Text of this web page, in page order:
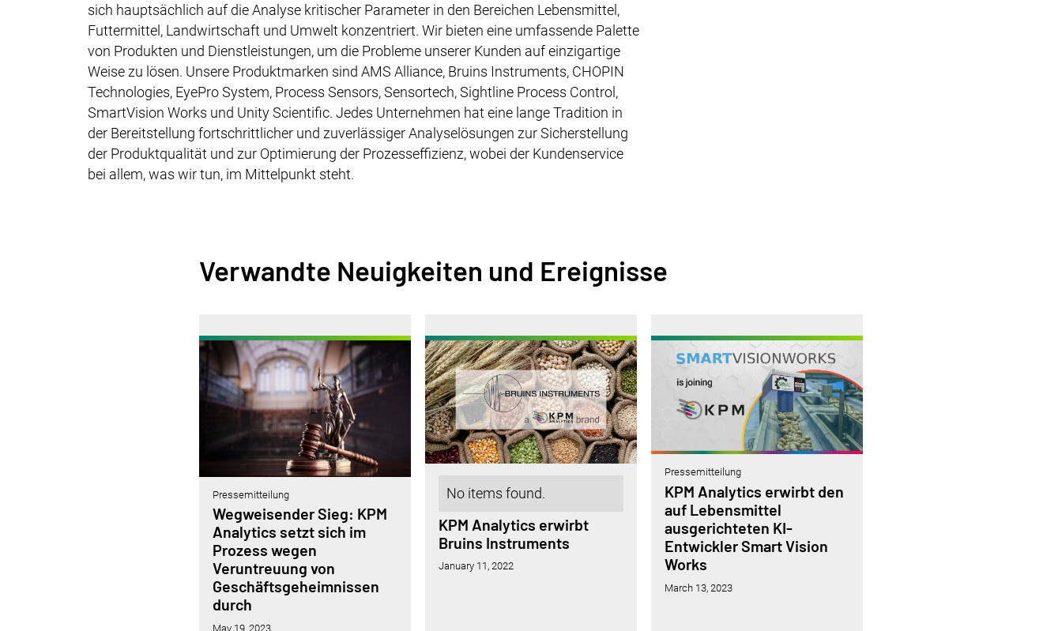
sich hauptsächlich auf die Analyse kritischer Parameter in den Bereichen Lebensmittel,
Futtermittel, Landwirtschaft und Umwelt konzentriert. Wir bieten eine umfassende Palette
von Produkten und Dienstleistungen, um die Probleme unserer Kunden auf einzigartige
Weise zu lösen. Unsere Produktmarken sind AMS Alliance, Bruins Instruments, CHOPIN
Technologies, EyePro System, Process Sensors, Sensortech, Sightline Process Control,
SmartVision Works und Unity Scientific. Jedes Unternehmen hat eine lange Tradition in
der Bereitstellung fortschrittlicher und zuverlässiger Analyselösungen zur Sicherstellung
der Produktqualität und zur Optimierung der Prozesseffizienz, wobei der Kundenservice
bei allem, was wir tun, im Mittelpunkt steht.
Verwandte Neuigkeiten und Ereignisse
Pressemitteilung
Wegweisender Sieg: KPM
Analytics setzt sich im
Prozess wegen
Veruntreuung von
Geschäftsgeheimnissen
durch
May 19, 2023
No items found.
KPM Analytics erwirbt
Bruins Instruments
January 11, 2022
Pressemitteilung
KPM Analytics erwirbt den
auf Lebensmittel
ausgerichteten KI-
Entwickler Smart Vision
Works
March 13, 2023